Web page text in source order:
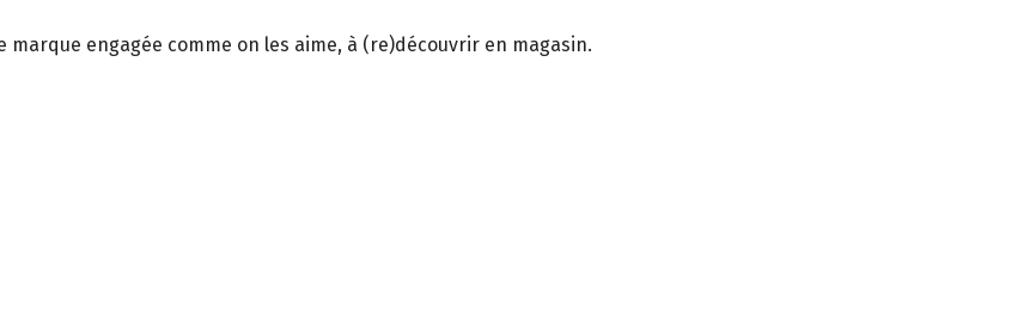
marque engagée comme on les aime, à (re)découvrir en magasin.